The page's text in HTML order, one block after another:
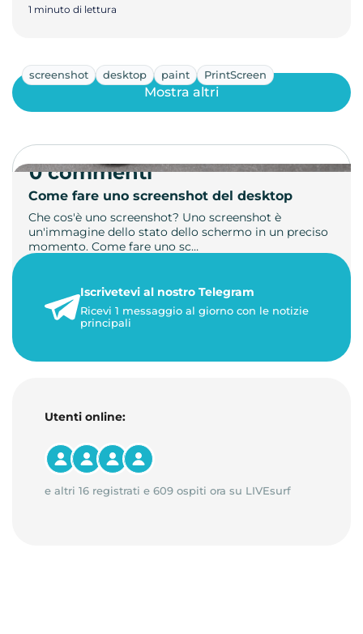
1 minuto di lettura
screenshot desktop paint PrintScreen
Come fare uno screenshot del desktop
Che cos'è uno screenshot? Uno screenshot è
un'immagine dello stato dello schermo in un preciso
momento. Come fare uno sc…
1 minuto di lettura
Mostra altri
0 commenti
Iscrivetevi al nostro Telegram
Ricevi 1 messaggio al giorno con le notizie
principali
Utenti online:
e altri 16 registrati e 609 ospiti ora su LIVEsurf